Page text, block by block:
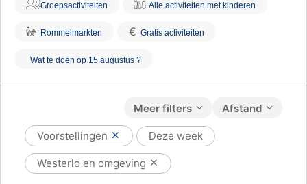
Groepsactiviteiten Alle activiteiten met kinderen
Rommelmarkten € Gratis activiteiten
Wat te doen op 15 augustus ?
Afstand
Meer filters
Voorstellingen Deze week
Westerlo en omgeving